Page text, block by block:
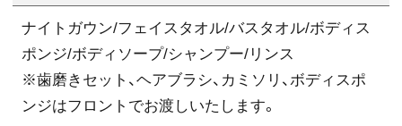
ナイトガウン/フェイスタオル/バスタオル/ボディス
ポンジ/ボディソープ/シャンプー/リンス
※歯磨きセット、ヘアブラシ、カミソリ、ボディスポ
ンジはフロントでお渡しいたします。